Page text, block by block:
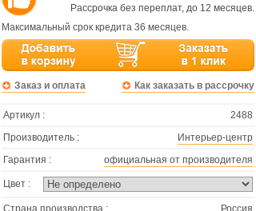
Рассрочка без переплат, до 12 месяцев.
Максимальный срок кредита 36 месяцев.
Заказ и оплата Как заказать в рассрочку
Артикул :
2488
Производитель :
Интерьер-центр
Гарантия :
официальная от производителя
Цвет :
Страна производства :
Россия